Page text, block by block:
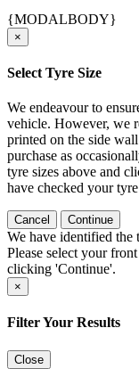
{MODALBODY}
×
Select Tyre Size
We endeavour to
vehicle. However, we
printed on the side
purchase as
tyre sizes above and
have checked your tyre
Cancel Continue
We have identified
Please select your
clicking 'Continue'.
×
Filter Your Results
Close